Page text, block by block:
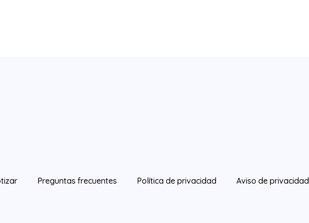
Preguntas frecuentes Política de privacidad Aviso de privacidad